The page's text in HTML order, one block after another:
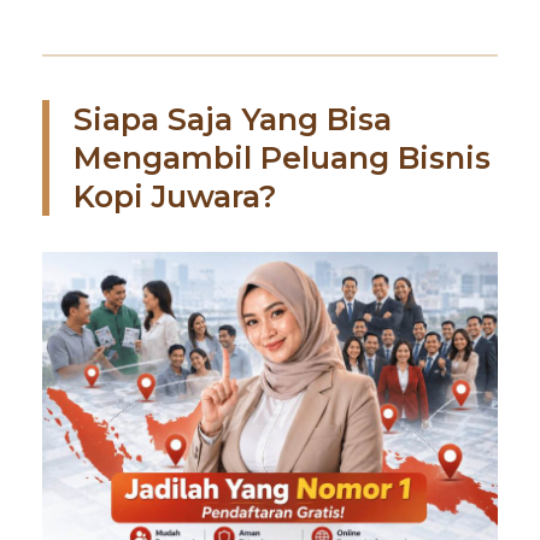
Siapa Saja Yang Bisa
Mengambil Peluang Bisnis
Kopi Juwara?